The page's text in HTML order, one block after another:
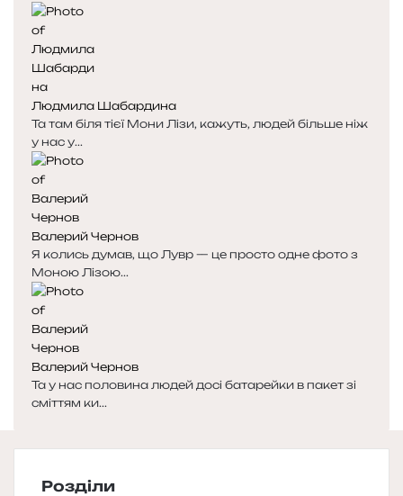
Людмила Шабардина
Та там біля тієї Мони Лізи, кажуть, людей більше ніж
у нас у...
Валерий Чернов
Я колись думав, що Лувр — це просто одне фото з
Моною Лізою...
Валерий Чернов
Та у нас половина людей досі батарейки в пакет зі
сміттям ки...
Розділи